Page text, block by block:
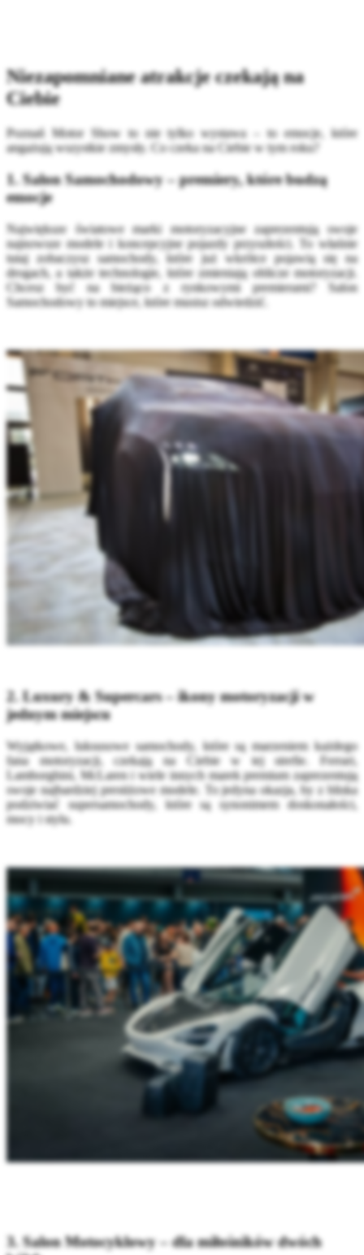
Niezapomniane atrakcje czekają na
Ciebie
Poznań Motor Show to nie tylko wystawa – to emocje, które
angażują wszystkie zmysły. Co czeka na Ciebie w tym roku?
1. Salon Samochodowy – premiery, które budzą
emocje
Największe światowe marki motoryzacyjne zaprezentują swoje
najnowsze modele i koncepcyjne pojazdy przyszłości. To właśnie
tutaj zobaczysz samochody, które już wkrótce pojawią się na
drogach, a także technologie, które zmieniają oblicze motoryzacji.
Chcesz być na bieżąco z rynkowymi premierami? Salon
Samochodowy to miejsce, które musisz odwiedzić.
2. Luxury & Supercars – ikony motoryzacji w
jednym miejscu
Wyjątkowe, luksusowe samochody, które są marzeniem każdego
fana motoryzacji, czekają na Ciebie w tej strefie. Ferrari,
Lamborghini, McLaren i wiele innych marek premium zaprezentują
swoje najbardziej prestiżowe modele. To jedyna okazja, by z bliska
podziwiać supersamochody, które są synonimem doskonałości,
mocy i stylu.
3. Salon Motocyklowy – dla miłośników dwóch